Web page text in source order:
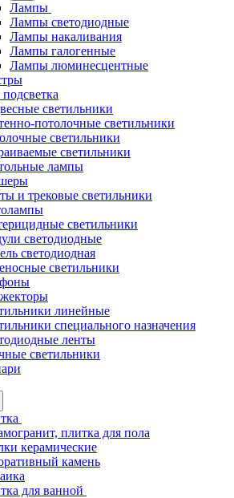
Лампы
Лампы светодиодные
Лампы накаливания
Лампы галогенные
Лампы люминесцентные
светильники
потолочные светильники
светильники
светильники
лампы
и трековые светильники
светильники
светодиодные
светодиодная
светильники
линейные
специального назначения
ленты
светильники
плитка для пола
керамические
камень
для ванной